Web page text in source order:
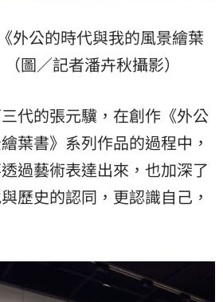
外公的時代與我的風景繪葉
圖／記者潘卉秋攝影）
代的張元驥，在創作《外公
葉書》系列作品的過程中，
過藝術表達出來，也加深了
歷史的認同，更認識自己，